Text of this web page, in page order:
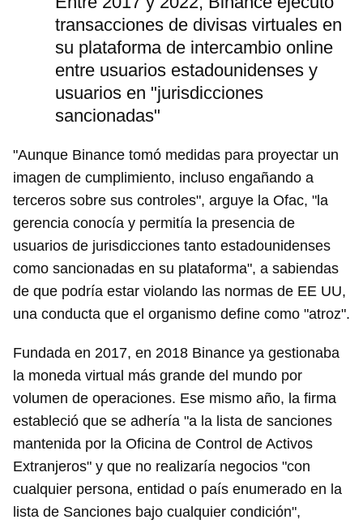
transacciones de divisas virtuales en
su plataforma de intercambio online
entre usuarios estadounidenses y
usuarios en "jurisdicciones
sancionadas"
"Aunque Binance tomó medidas para proyectar un
imagen de cumplimiento, incluso engañando a
terceros sobre sus controles", arguye la Ofac, "la
gerencia conocía y permitía la presencia de
usuarios de jurisdicciones tanto estadounidenses
como sancionadas en su plataforma", a sabiendas
de que podría estar violando las normas de EE UU,
una conducta que el organismo define como "atroz".
Fundada en 2017, en 2018 Binance ya gestionaba
la moneda virtual más grande del mundo por
volumen de operaciones. Ese mismo año, la firma
estableció que se adhería "a la lista de sanciones
mantenida por la Oficina de Control de Activos
Extranjeros" y que no realizaría negocios "con
cualquier persona, entidad o país enumerado en la
lista de Sanciones bajo cualquier condición",